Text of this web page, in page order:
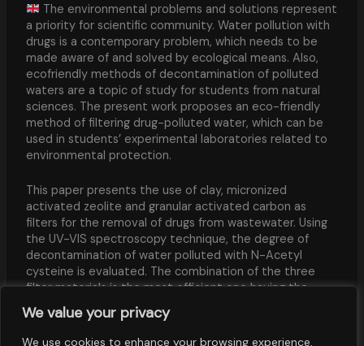
We value your privacy
We use cookies to enhance your browsing experience,
The environmental problems and solutions represent
a priority for scientific community. Water pollution with
drugs is a contemporary problem, which needs to be
made aware of and solved by ecological means. Also,
ecofriendly methods of decontamination of polluted
waters are a topic of study for students from natural
sciences. The present work proposes an eco-friendly
method of filtering drug-polluted water, which can be
used in students’ experimental laboratories related to
environmental protection.
This paper presents the use of clay, micronized
activated zeolite and granular activated carbon as
filters for the removal of drugs from wastewater. Using
the UV-VIS spectroscopy technique, the degree of
decontamination of water polluted with N-Acetyl
cysteine is evaluated. The combination of the three
filter materials is the most efficient one having the
greatest absorbance capacity of 71%. Students using
these methods, besides better understanding the
chemical and physical notions related to the